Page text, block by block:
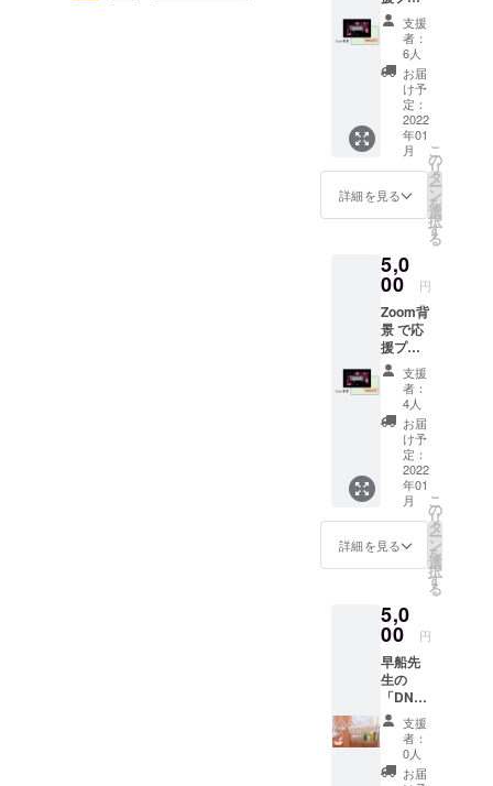
ン：お
礼メー
ル +
Zoom背
（Cool
Natural
） 常在
菌をイ
メージ
した
Zoom背
パター
ン用
意！ど
ちらか
お好き
なイ
メージ
のもの
を１パ
ターン
をお選
びいた
だけま
す。 ※
実際に
配布す
る画像
支援
者：
6人
お届
け予
定：
2022
年01
月
詳細を見る
こ
の
リ
タ
ー
ン
を
選
択
す
る
5,0
00 円
Zoom背
景 で応
援プラ
ン：お
礼メー
ル +
Cool＆
Natural
の2種
セット
常在菌
をイ
メージ
した
Zoom背
景を２
ン用
意！気
分に合
わせて
お好き
な方を
お使い
いただ
けま
す。 ※
支援
者：
4人
お届
け予
定：
2022
年01
月
詳細を見る
こ
の
リ
タ
ー
ン
を
選
択
す
る
5,0
00 円
早船先
生の
「DNA
」実験
教室
（オン
ライ
支援
者：
0人
お届